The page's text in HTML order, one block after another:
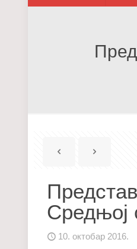
Средњој
10. октобар 2016.